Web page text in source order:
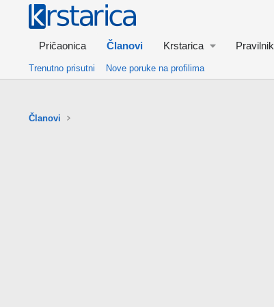
Pričaonica Članovi Krstarica Pravilnik
Trenutno prisutni Nove poruke na profilima
Članovi